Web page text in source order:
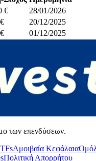
€
28/01/2026
20/12/2025
01/12/2025
των επενδύσεων.
Αμοιβαία Κεφάλαια
Πολιτική Απορρήτου